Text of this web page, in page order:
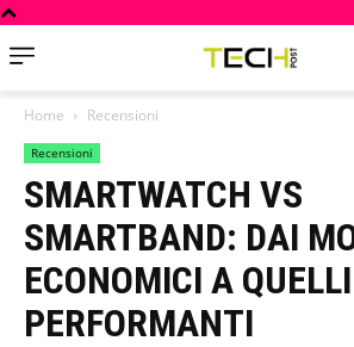
Home Recensioni
Recensioni
SMARTWATCH VS
SMARTBAND: DAI
ECONOMICI A QUELLI
PERFORMANTI